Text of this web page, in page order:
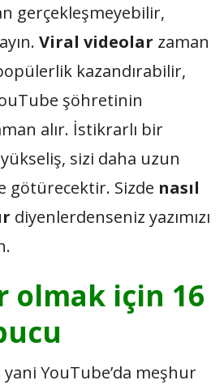
gerçekleşmeyebilir,
Viral videolar zaman
kazandırabilir,
şöhretinin
alır. İstikrarlı bir
sizi daha uzun
götürecektir. Sizde nasıl
diyenlerdenseniz yazımızı
olmak için 16
YouTube’da meşhur